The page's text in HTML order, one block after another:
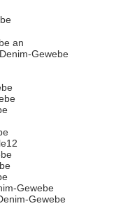
an
Gewebe
Gewebe
Gewebe